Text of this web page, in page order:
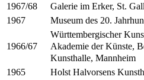
1967/68 Galerie im Erker, St.
1967 Museum des 20.
1966/67
Württembergischer
Akademie der Künste,
Kunsthalle, Mannheim
1965 Holst Halvorsens